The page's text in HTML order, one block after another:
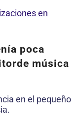
en
poca
música
en el pequeño